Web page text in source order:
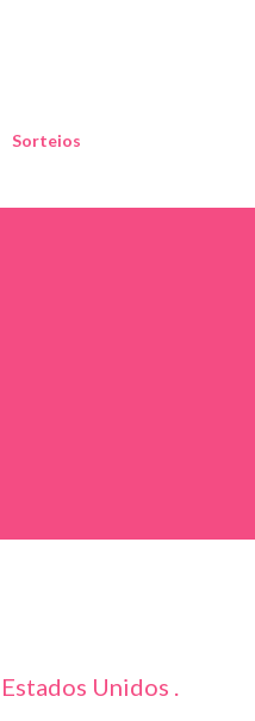
Sorteios
Unidos .